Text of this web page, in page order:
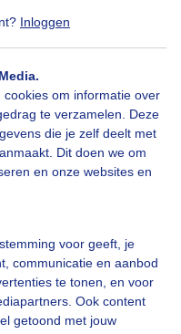
Inloggen
om informatie over
te verzamelen. Deze
die je zelf deelt met
Dit doen we om
en onze websites en
voor geeft, je
communicatie en aanbod
te tonen, en voor
Ook content
getoond met jouw
Zon